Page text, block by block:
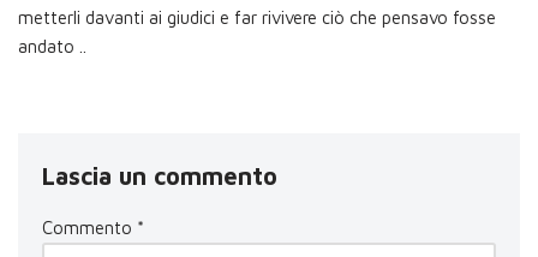
metterli davanti ai giudici e far rivivere ciò che pensavo fosse
andato ..
Lascia un commento
Commento *